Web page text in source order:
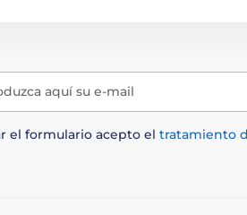
aquí su e-mail
el formulario acepto el tratamiento